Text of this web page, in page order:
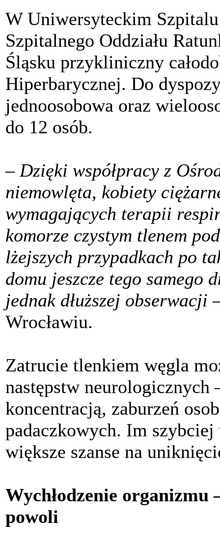
W Uniwersyteckim
Szpitalnego Oddziału
Śląsku przykliniczny
Hiperbarycznej. Do
jednoosobowa oraz
do 12 osób.
– Dzięki współpracy z
niemowlęta, kobiety
wymagających terapii
komorze czystym tlenem
lżejszych przypadkach po
domu jeszcze tego samego
jednak dłuższej obserwacji
Wrocławiu.
Zatrucie tlenkiem węgla
następstw neurologicznych
koncentracją, zaburzeń
padaczkowych. Im
większe szanse na
Wychłodzenie organizmu
powoli